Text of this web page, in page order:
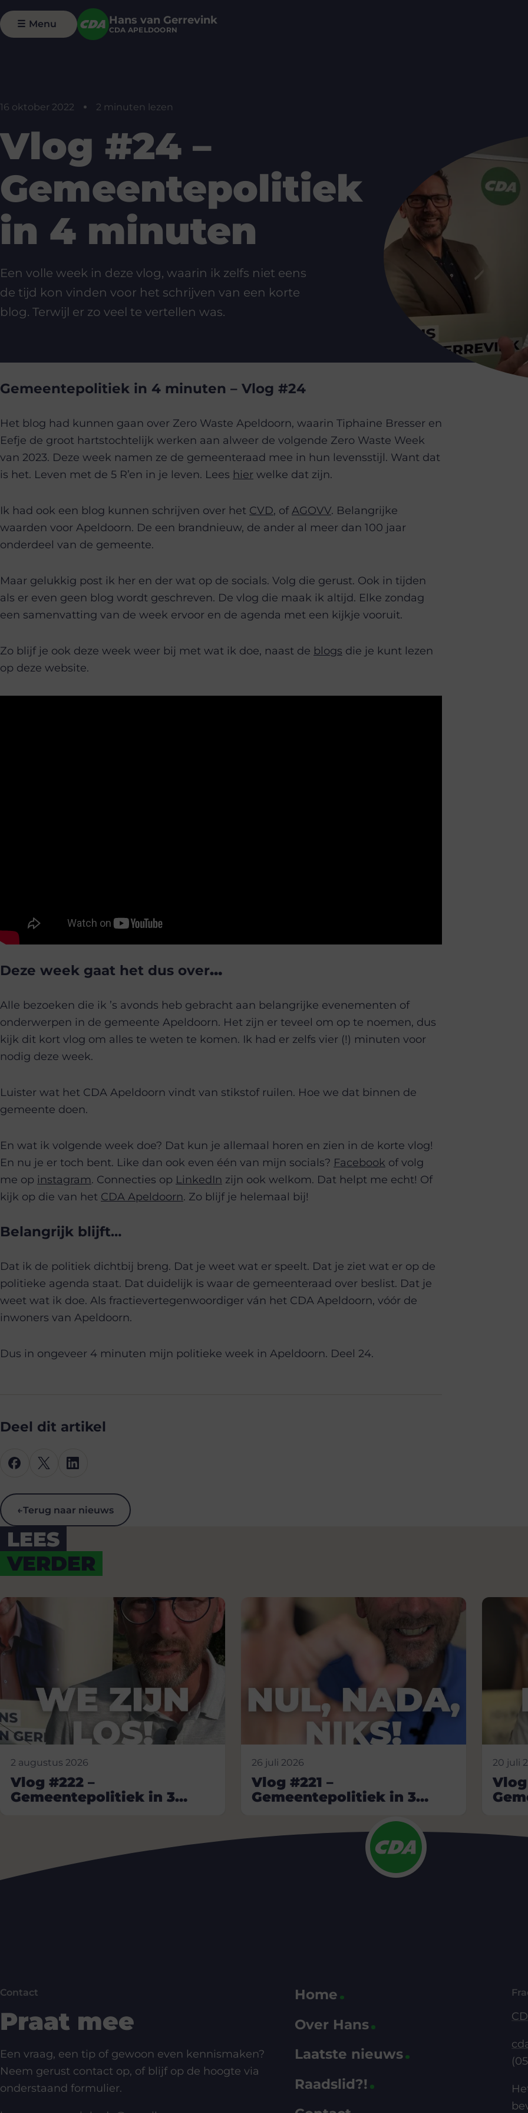
Hans van Gerrevink
CDA APELDOORN
☰ Menu
16 oktober 2022 2 minuten lezen
Vlog #24 –
Gemeentepolitiek
in 4 minuten
Een volle week in deze vlog, waarin ik zelfs niet eens
de tijd kon vinden voor het schrijven van een korte
blog. Terwijl er zo veel te vertellen was.
Gemeentepolitiek in 4 minuten – Vlog #24
Het blog had kunnen gaan over Zero Waste Apeldoorn, waarin Tiphaine Bresser en
Eefje de groot hartstochtelijk werken aan alweer de volgende Zero Waste Week
van 2023. Deze week namen ze de gemeenteraad mee in hun levensstijl. Want dat
is het. Leven met de 5 R’en in je leven. Lees hier welke dat zijn.
Ik had ook een blog kunnen schrijven over het CVD, ofAGOVV. Belangrijke
waarden voor Apeldoorn. De een brandnieuw, de ander al meer dan 100 jaar
onderdeel van de gemeente.
Maar gelukkig post ik her en der wat op de socials. Volg die gerust. Ook in tijden
als er even geen blog wordt geschreven. De vlog die maak ik altijd. Elke zondag
een samenvatting van de week ervoor en de agenda met een kijkje vooruit.
Zo blijf je ook deze week weer bij met wat ik doe, naast de blogs die je kunt lezen
op deze website.
Deze week gaat het dus over…
Alle bezoeken die ik ’s avonds heb gebracht aan belangrijke evenementen of
onderwerpen in de gemeente Apeldoorn. Het zijn er teveel om op te noemen, dus
kijk dit kort vlog om alles te weten te komen. Ik had er zelfs vier (!) minuten voor
nodig deze week.
Luister wat het CDA Apeldoorn vindt van stikstof ruilen. Hoe we dat binnen de
gemeente doen.
En wat ik volgende week doe? Dat kun je allemaal horen en zien in de korte vlog!
En nu je er toch bent. Like dan ook even één van mijn socials? Facebook of volg
me op instagram. Connecties op LinkedIn zijn ook welkom. Dat helpt me echt! Of
kijk op die van het CDA Apeldoorn. Zo blijf je helemaal bij!
Belangrijk blijft…
Dat ik de politiek dichtbij breng. Dat je weet wat er speelt. Dat je ziet wat er op de
politieke agenda staat. Dat duidelijk is waar de gemeenteraad over beslist. Dat je
weet wat ik doe. Als fractievertegenwoordiger ván het CDA Apeldoorn, vóór de
inwoners van Apeldoorn.
Dus in ongeveer 4 minuten mijn politieke week in Apeldoorn. Deel 24.
Deel dit artikel
←Terug naar nieuws
LEES
VERDER
2 augustus 2026
Vlog #222 –
Gemeentepolitiek in 3
26 juli 2026
Vlog #221 –
Gemeentepolitiek in 3
20 juli
Contact
Praat mee
Een vraag, een tip of gewoon even kennismaken?
Neem gerust contact op, of blijf op de hoogte via
onderstaand formulier.
Home
Over Hans
Laatste nieuws
Raadslid?!